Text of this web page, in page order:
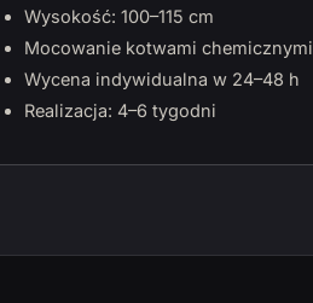
Wysokość: 100–115 cm
Mocowanie kotwami chemicznymi
Wycena indywidualna w 24–48 h
Realizacja: 4–6 tygodni